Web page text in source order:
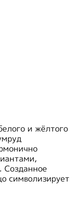
и жёлтого
Созданное
символизирует